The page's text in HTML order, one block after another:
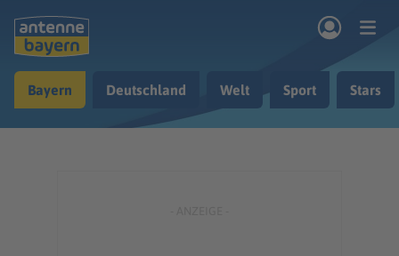
Musik & Radio
Bayern Deutschland Welt Sport Stars